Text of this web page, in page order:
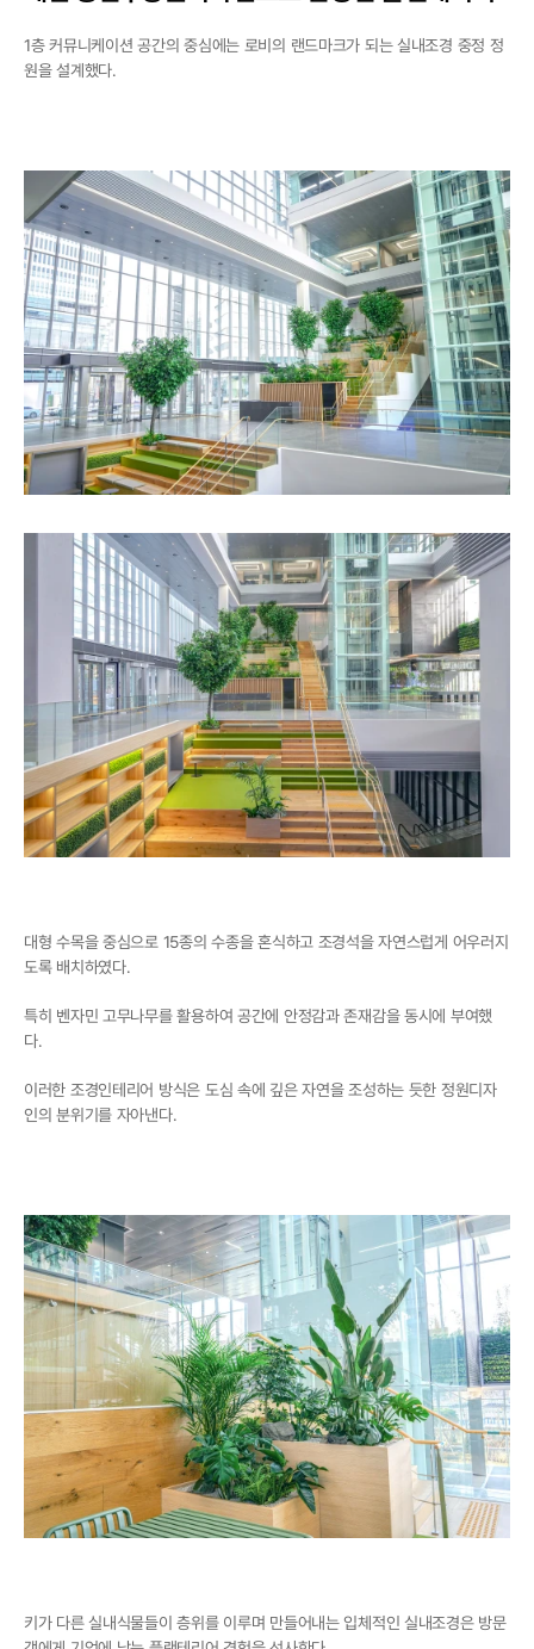
1층 커뮤니케이션 공간의 중심에는 로비의 랜드마크가 되는 실내조경 중정 정
원을 설계했다.
대형 수목을 중심으로 15종의 수종을 혼식하고 조경석을 자연스럽게 어우러지
도록 배치하였다.
특히 벤자민 고무나무를 활용하여 공간에 안정감과 존재감을 동시에 부여했
다.
이러한 조경인테리어 방식은 도심 속에 깊은 자연을 조성하는 듯한 정원디자
인의 분위기를 자아낸다.
키가 다른 실내식물들이 층위를 이루며 만들어내는 입체적인 실내조경은 방문